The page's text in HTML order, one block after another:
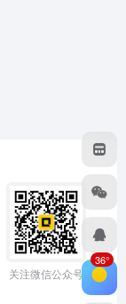
关注微信公众号
36°